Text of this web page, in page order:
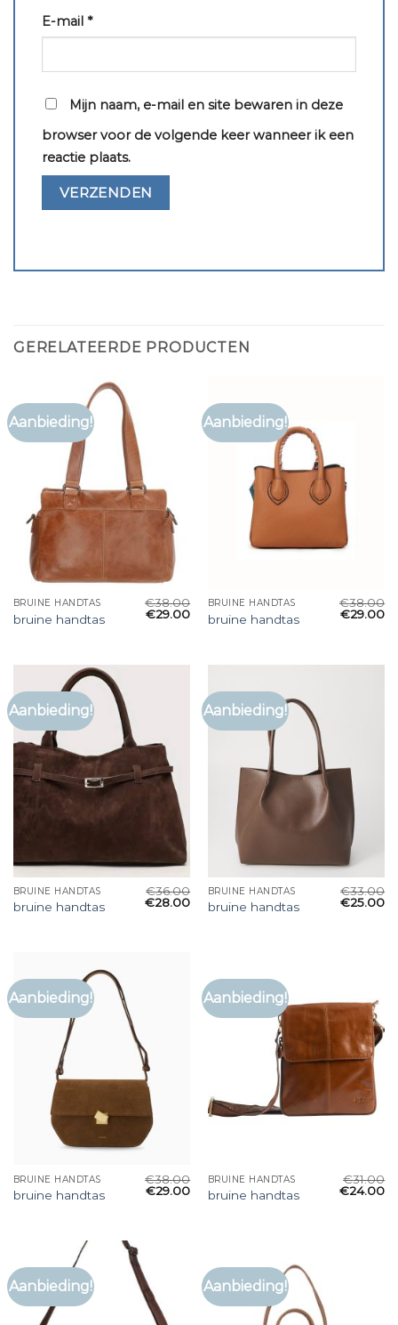
E-mail *
Mijn naam, e-mail en site bewaren in deze
browser voor de volgende keer wanneer ik een
reactie plaats.
GERELATEERDE PRODUCTEN
Aanbieding!
BRUINE HANDTAS
bruine handtas
€38.00
€29.00
Aanbieding!
BRUINE HANDTAS
bruine handtas
€38.00
€29.00
Aanbieding!
BRUINE HANDTAS
bruine handtas
€36.00
€28.00
Aanbieding!
BRUINE HANDTAS
bruine handtas
€33.00
€25.00
Aanbieding!
BRUINE HANDTAS
bruine handtas
€38.00
€29.00
Aanbieding!
BRUINE HANDTAS
bruine handtas
€31.00
€24.00
Aanbieding! Aanbieding!